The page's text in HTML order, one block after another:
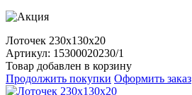
Лоточек 230х130х20
Артикул: 15300020230/1
Товар добавлен в корзину
Продолжить покупки Оформить заказ